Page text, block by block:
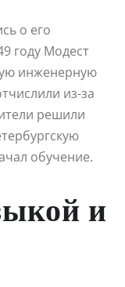
о его
году Модест
инженерную
из-за
решили
обучение.
и